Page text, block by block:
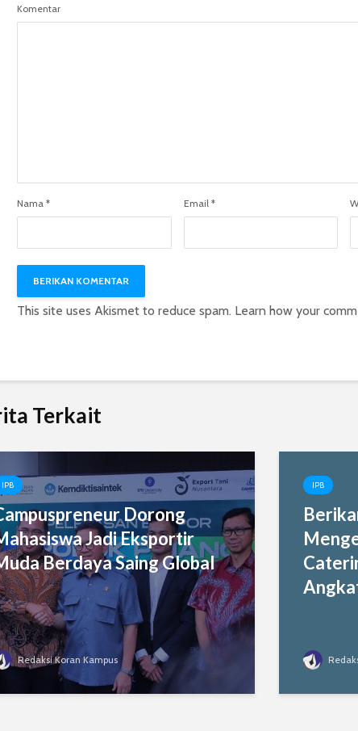
Komentar
Nama * Email*
This site uses Akismet to reduce spam. Learn how your
Terkait
IPB
Dorong
Jadi Eksportir
Berdaya Saing Global
Redaksi Koran Kampus
IPB